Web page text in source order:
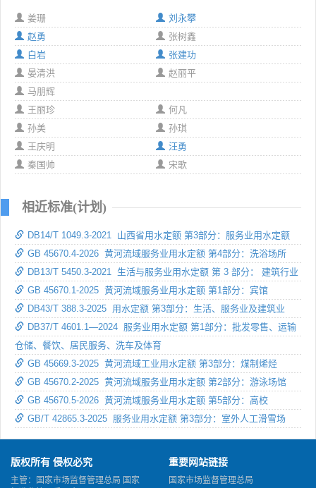
姜珊
刘永攀
赵勇
张树鑫
白岩
张建功
晏清洪
赵丽平
马朋辉
王丽珍
何凡
孙美
孙琪
王庆明
汪勇
秦国帅
宋歌
相近标准(计划)
DB14/T 1049.3-2021 山西省用水定额 第3部分：服务业用水定额
GB 45670.4-2026 黄河流域服务业用水定额 第4部分：洗浴场所
DB13/T 5450.3-2021 生活与服务业用水定额 第 3 部分： 建筑行业
GB 45670.1-2025 黄河流域服务业用水定额 第1部分：宾馆
DB43/T 388.3-2025 用水定额 第3部分：生活、服务业及建筑业
DB37/T 4601.1—2024 服务业用水定额 第1部分：批发零售、运输
仓储、餐饮、居民服务、洗车及体育
GB 45669.3-2025 黄河流域工业用水定额 第3部分：煤制烯烃
GB 45670.2-2025 黄河流域服务业用水定额 第2部分：游泳场馆
GB 45670.5-2026 黄河流域服务业用水定额 第5部分：高校
GB/T 42865.3-2025 服务业用水定额 第3部分：室外人工滑雪场
版权所有 侵权必究
主管：国家市场监督管理总局 国家
重要网站链接
国家市场监督管理总局